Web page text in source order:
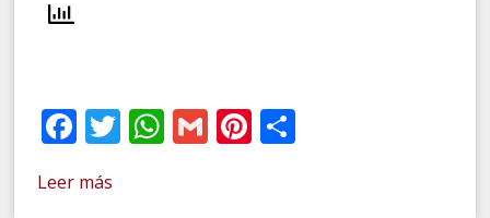
Facebook
Twitter
WhatsApp
GmailPinterest
Leer más